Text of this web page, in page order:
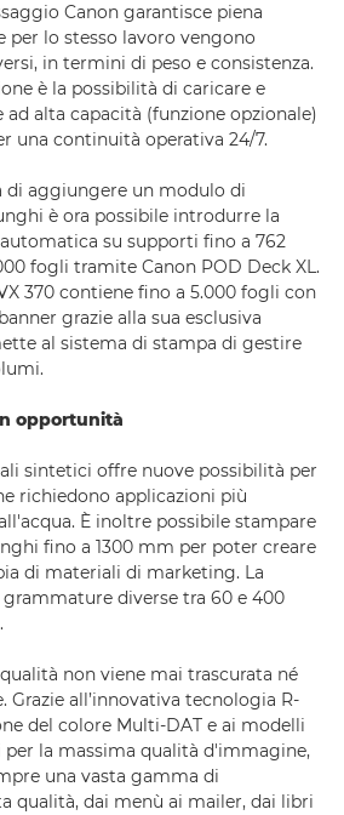
Canon garantisce piena
per lo stesso lavoro vengono
in termini di peso e consistenza.
è la possibilità di caricare e
alta capacità (funzione opzionale)
una continuità operativa 24/7.
di aggiungere un modulo di
è ora possibile introdurre la
su supporti fino a 762
fogli tramite Canon POD Deck XL.
370 contiene fino a 5.000 fogli con
grazie alla sua esclusiva
al sistema di stampa di gestire
opportunità
sintetici offre nuove possibilità per
richiedono applicazioni più
È inoltre possibile stampare
fino a 1300 mm per poter creare
di materiali di marketing. La
diverse tra 60 e 400
non viene mai trascurata né
Grazie all’innovativa tecnologia R-
del colore Multi-DAT e ai modelli
la massima qualità d'immagine,
una vasta gamma di
qualità, dai menù ai mailer, dai libri